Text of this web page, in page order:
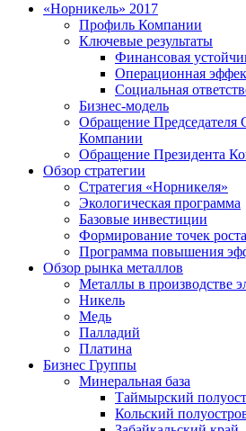
«Норникель» 2017
Профиль Компании
Ключевые результаты
Финансовая
Операционная
Социальная
Бизнес-модель
Обращение Председателя
Компании
Обращение Президента
Обзор стратегии
Стратегия «Норникеля»
Экологическая программа
Базовые инвестиции
Формирование точек роста
Программа повышения
Обзор рынка металлов
Металлы в производстве
Никель
Медь
Палладий
Платина
Бизнес Группы
Минеральная база
Таймырский
Кольский